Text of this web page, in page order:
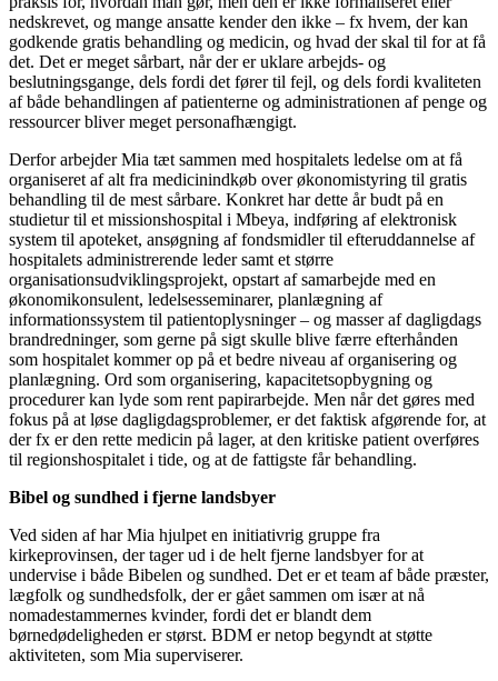
nedskrevet, og mange ansatte kender den ikke – fx hvem, der kan
godkende gratis behandling og medicin, og hvad der skal til for at få
det. Det er meget sårbart, når der er uklare arbejds- og
beslutningsgange, dels fordi det fører til fejl, og dels fordi kvaliteten
af både behandlingen af patienterne og administrationen af penge og
ressourcer bliver meget personafhængigt.
Derfor arbejder Mia tæt sammen med hospitalets ledelse om at få
organiseret af alt fra medicinindkøb over økonomistyring til gratis
behandling til de mest sårbare. Konkret har dette år budt på en
studietur til et missionshospital i Mbeya, indføring af elektronisk
system til apoteket, ansøgning af fondsmidler til efteruddannelse af
hospitalets administrerende leder samt et større
organisationsudviklingsprojekt, opstart af samarbejde med en
økonomikonsulent, ledelsesseminarer, planlægning af
informationssystem til patientoplysninger – og masser af dagligdags
brandredninger, som gerne på sigt skulle blive færre efterhånden
som hospitalet kommer op på et bedre niveau af organisering og
planlægning. Ord som organisering, kapacitetsopbygning og
procedurer kan lyde som rent papirarbejde. Men når det gøres med
fokus på at løse dagligdagsproblemer, er det faktisk afgørende for, at
der fx er den rette medicin på lager, at den kritiske patient overføres
til regionshospitalet i tide, og at de fattigste får behandling.
Bibel og sundhed i fjerne landsbyer
Ved siden af har Mia hjulpet en initiativrig gruppe fra
kirkeprovinsen, der tager ud i de helt fjerne landsbyer for at
undervise i både Bibelen og sundhed. Det er et team af både præster,
lægfolk og sundhedsfolk, der er gået sammen om især at nå
nomadestammernes kvinder, fordi det er blandt dem
børnedødeligheden er størst. BDM er netop begyndt at støtte
aktiviteten, som Mia superviserer.